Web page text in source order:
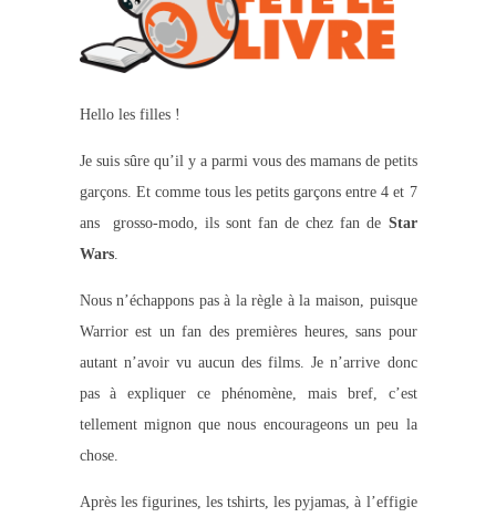
Hello les filles !
Je suis sûre qu’il y a parmi vous des mamans de petits
garçons. Et comme tous les petits garçons entre 4 et 7
ans grosso-modo, ils sont fan de chez fan de Star
Wars.
Nous n’échappons pas à la règle à la maison, puisque
Warrior est un fan des premières heures, sans pour
autant n’avoir vu aucun des films. Je n’arrive donc
pas à expliquer ce phénomène, mais bref, c’est
tellement mignon que nous encourageons un peu la
chose.
Après les figurines, les tshirts, les pyjamas, à l’effigie